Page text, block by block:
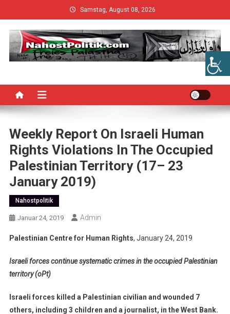
to
content
Samstag, August 08, 2026
Weekly Report On Israeli Human
Rights Violations In The Occupied
Palestinian Territory (17– 23
January 2019)
Nahostpolitik
Januar 24, 2019 Admin
Palestinian Centre for Human Rights, January 24, 2019
Israeli forces continue systematic crimes in the occupied Palestinian
territory (oPt)
Israeli forces killed a Palestinian civilian and wounded 7
others, including 3 children and a journalist, in the West Bank.